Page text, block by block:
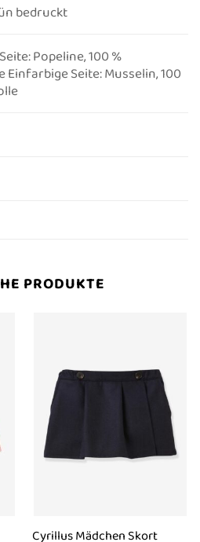
bedruckt
Popeline, 100 %
Einfarbige Seite: Musselin, 100
PRODUKTE
Cyrillus Mädchen Skort